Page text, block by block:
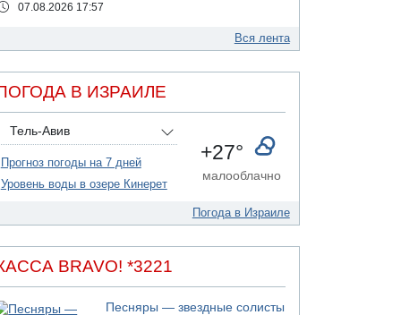
07.08.2026 17:57
подозреваемого в коррупционных
с Йоавом Элиаси
07.08.2026 17:51
БАГАЦ отказался заморозить лишение
налоговых льгот для уклонистов-харедим
07.08.2026 17:48
В Иерусалиме водитель врезался в забор и
07.08.2026 13:47
армия сообщила о ранении
Вся лента
В ИЗРАИЛЕ
Тель-Авив
Прогноз погоды на 7 дней
Уровень воды в озере Кинерет
+27°
малооблачно
Погода в Израиле
BRAVO! *3221
Песняры — звездные солисты